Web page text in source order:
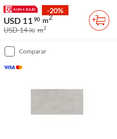
-20%
USD 11 90 m2
USD 1490 m2
comparar